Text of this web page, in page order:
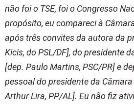
não foi o TSE, foi o Congresso
propósito, eu compareci à
após três convites da autora da
Kicis, do PSL/DF], do presidente
[dep. Paulo Martins, PSC/PR] e
pessoal do presidente da
Arthur Lira, PP/AL]. Eu não fiz